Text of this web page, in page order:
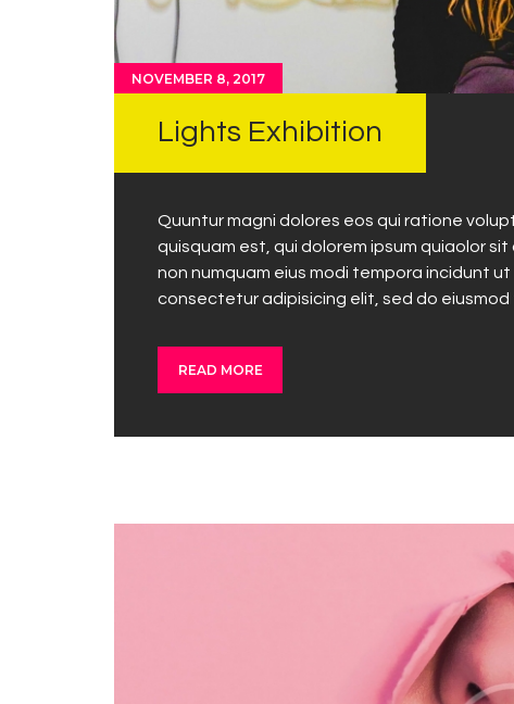
NOVEMBER 8, 2017
Lights Exhibition
Quuntur magni dolores eos qui ratione
quisquam est, qui dolorem ipsum quiaolor
non numquam eius modi tempora incidunt
consectetur adipisicing elit, sed do
READ MORE